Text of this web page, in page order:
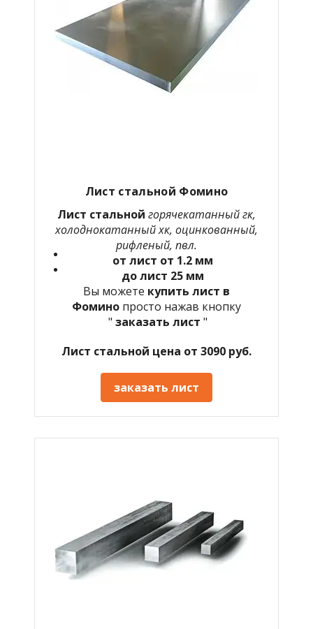
Лист стальной Фомино
Лист стальной горячекатанный гк,
холоднокатанный хк, оцинкованный,
рифленый, пвл.
от лист от 1.2 мм
до лист 25 мм
Вы можете купить лист в
Фомино просто нажав кнопку
" заказать лист "
Лист стальной цена от 3090 руб.
заказать лист